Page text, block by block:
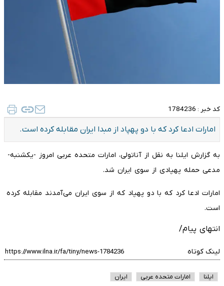
کد خبر : 1784236
امارات ادعا کرد که با دو پهپاد از مبدا ایران مقابله کرده‌ است.
به گزارش ایلنا به نقل از آناتولی، امارات متحده عربی امروز -یکشنبه-
مدعی حمله پهپادی از سوی ایران شد.
امارات ادعا کرد که با دو پهپاد که از سوی ایران می‌آمدند مقابله کرده
است.
انتهای پیام/
لینک کوتاه
ایلنا امارات متحده عربی ایران